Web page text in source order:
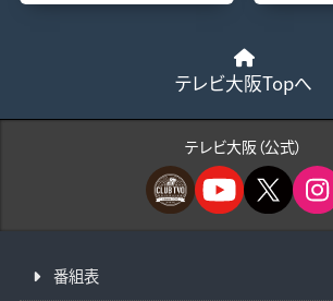
テレビ大阪Topへ
テレビ大阪（公式）
番組表